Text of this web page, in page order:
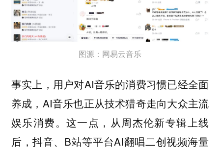
图源：网易云音乐
事实上，用户对AI音乐的消费习惯已经全面
养成，AI音乐也正从技术猎奇走向大众主流
娱乐消费。这一点，从周杰伦新专辑上线
后，抖音、B站等平台AI翻唱二创视频海量